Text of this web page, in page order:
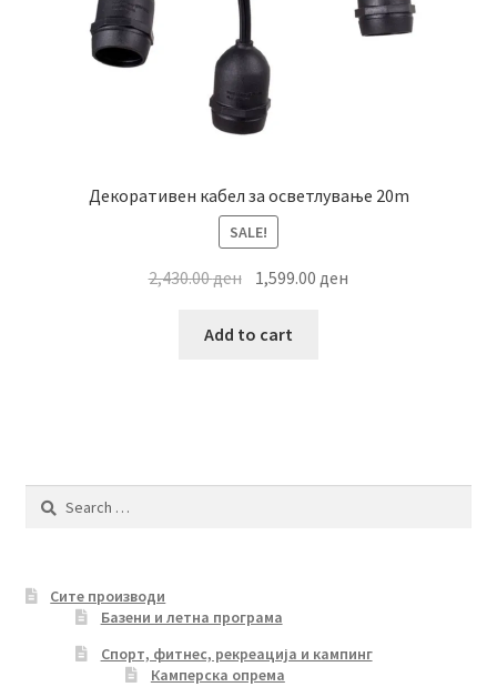
product
page
Декоративен кабел за осветлување 20m
SALE!
2,430.00ден Original
was:
1,599.00 ден
Add to cart
Search
Сите производи
Базени и летна програма
Спорт, фитнес, рекреација и кампинг
Камперска опрема